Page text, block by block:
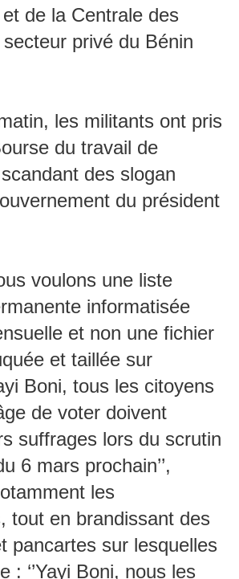
de la Centrale des
privé du Bénin
les militants ont pris
du travail de
des slogan
du président
voulons une liste
informatisée
et non une fichier
et taillée sur
Boni, tous les citoyens
de voter doivent
suffrages lors du scrutin
6 mars prochain’’,
les
tout en brandissant des
pancartes sur lesquelles
: ‘’Yayi Boni, nous les